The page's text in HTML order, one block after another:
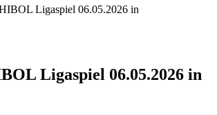
Ligaspiel 06.05.2026 in